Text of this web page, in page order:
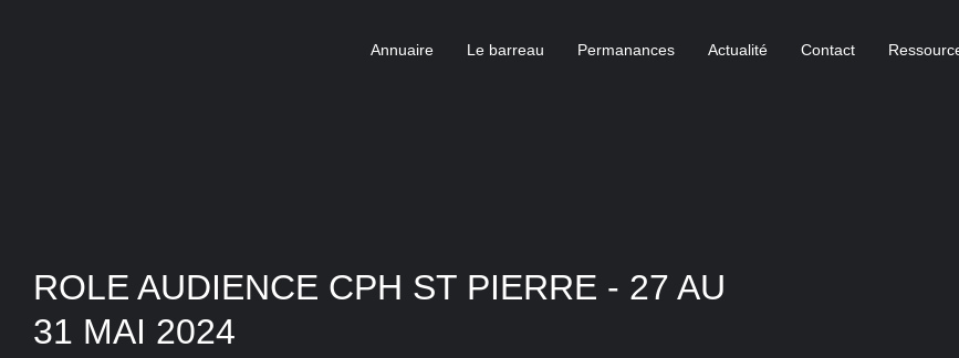
Annuaire Le barreau Permanances Actualité Contact
ROLE AUDIENCE CPH ST PIERRE - 27 AU
31 MAI 2024